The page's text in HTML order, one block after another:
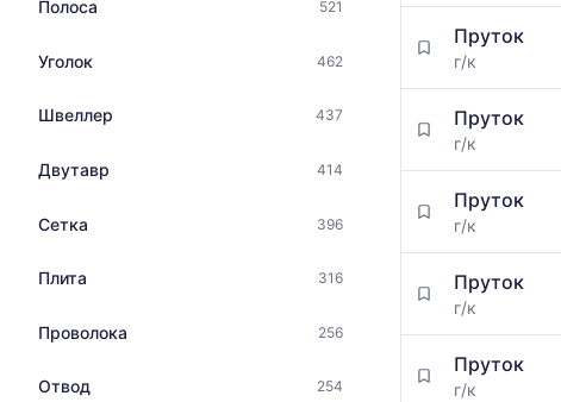
Полоса 521
Уголок 462
Швеллер 437
Двутавр 414
Сетка 396
Плита 316
Проволока 256
Отвод 254
и
максимальная
цена
прайс-
листов
поставщиков
последний
рассчитывается
актуальным
предложениям
и
цен
металлопрокат
указанием
поставщиков
по
запросу
Пруток
г/к
Пруток
г/к
Пруток
г/к
Пруток
г/к
Пруток
г/к